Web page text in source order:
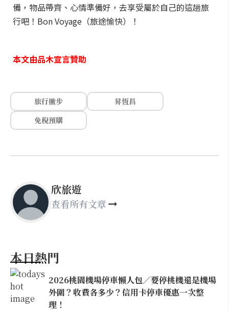
備，物品帶齊、心情準備好，去享受屬於自己的這趟旅
行吧！Bon Voyage（旅途愉快）！
本文由品木宣言贊助
旅行撇步
昇恆昌
免稅預購
欣旅遊
查看所有文章
本日熱門
2026桃園機場停車懶人包／要停桃機還是機場
外圍？收費各多少？信用卡停車優惠一次整
理！